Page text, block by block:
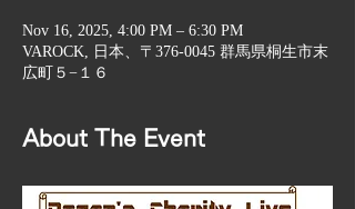
Nov 16, 2025, 4:00 PM – 6:30 PM
VAROCK, 日本、〒376-0045 群馬県桐生市末
広町５−１６
About The Event